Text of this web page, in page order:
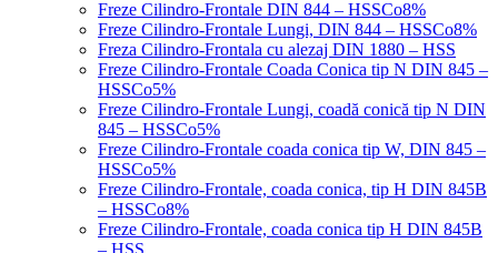
Freze Cilindro-Frontale DIN 844 – HSSCo8%
Freze Cilindro-Frontale Lungi, DIN 844 – HSSCo8%
Freza Cilindro-Frontala cu alezaj DIN 1880 – HSS
Freze Cilindro-Frontale Coada Conica tip N DIN 845 –
HSSCo5%
Freze Cilindro-Frontale Lungi, coadă conică tip N DIN
845 – HSSCo5%
Freze Cilindro-Frontale coada conica tip W, DIN 845 –
HSSCo5%
Freze Cilindro-Frontale, coada conica, tip H DIN 845B
– HSSCo8%
Freze Cilindro-Frontale, coada conica tip H DIN 845B
– HSS